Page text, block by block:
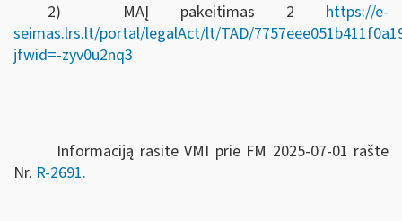
2) MAĮ pakeitimas 2 https://e-
seimas.lrs.lt/portal/legalAct/lt/TAD/
jfwid=-zyv0u2nq3
Informaciją rasite VMI prie FM 2025-07-01 rašte
Nr. R-2691.